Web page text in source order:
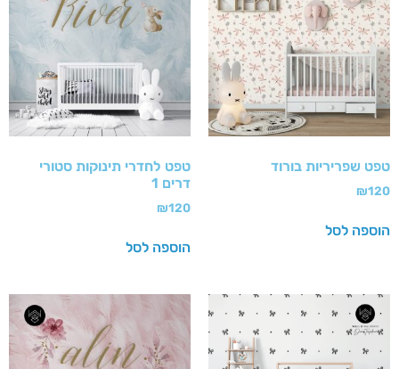
טפט שפריריות בורוד
₪120
הוספה לסל
טפט לחדרי תינוקות סטורי
דרים 1
₪120
הוספה לסל